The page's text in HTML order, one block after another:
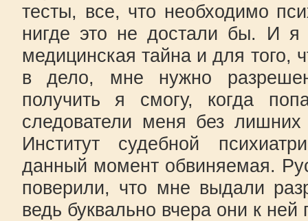
тесты, все, что необходимо
нигде это не достали бы. И я
медицинская тайна и для того,
в дело, мне нужно
получить я смогу, когда
следователи меня без лишних
Институт судебной
данный момент обвиняемая.
поверили, что мне выдали
ведь буквально вчера они к ней